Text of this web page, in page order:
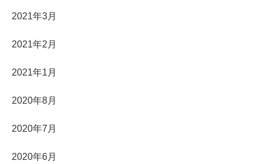
2021年3月
2021年2月
2021年1月
2020年8月
2020年7月
2020年6月